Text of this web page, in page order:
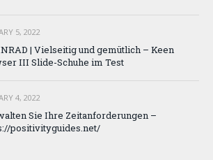
5, 2022
​​| Vielseitig und gemütlich – Keen
III Slide-Schuhe im Test
4, 2022
Sie Ihre Zeitanforderungen –
positivityguides.net/